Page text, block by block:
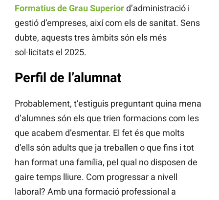
Formatius de Grau Superiord’administració i
gestió d’empreses, així com els de sanitat. Sens
dubte, aquests tres àmbits són els més
sol·licitats el 2025.
Perfil de l’alumnat
Probablement, t’estiguis preguntant quina mena
d’alumnes són els que trien formacions com les
que acabem d’esmentar. El fet és que molts
d’ells són adults que ja treballen o que fins i tot
han format una família, pel qual no disposen de
gaire temps lliure. Com progressar a nivell
laboral? Amb una formació professional a